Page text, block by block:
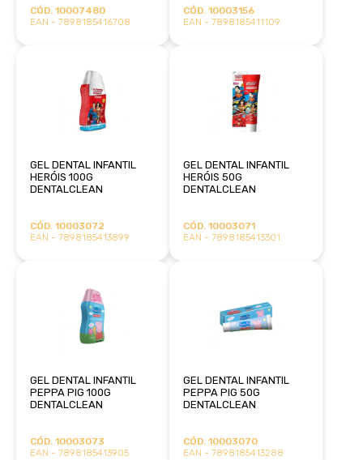
CÓD. 10007480
EAN - 7898185416708
CÓD. 10003156
EAN - 7898185411109
GEL DENTAL INFANTIL
HERÓIS 100G
DENTALCLEAN
CÓD. 10003072
EAN - 7898185413899
GEL DENTAL INFANTIL
HERÓIS 50G
DENTALCLEAN
CÓD. 10003071
EAN - 7898185413301
GEL DENTAL INFANTIL
PEPPA PIG 100G
DENTALCLEAN
CÓD. 10003073
EAN - 7898185413905
GEL DENTAL INFANTIL
PEPPA PIG 50G
DENTALCLEAN
CÓD. 10003070
EAN - 7898185413288